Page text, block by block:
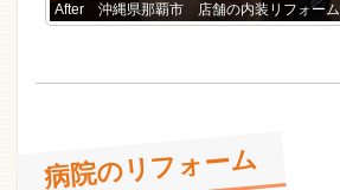
After 沖縄県那覇市 店舗の内装リフォーム
病院のリフォーム